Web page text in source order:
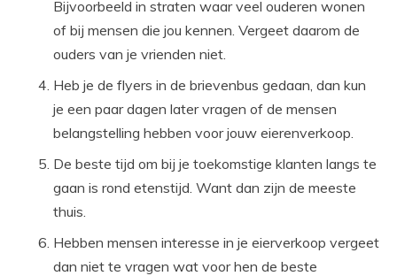
Bijvoorbeeld in straten waar veel ouderen wonen
of bij mensen die jou kennen. Vergeet daarom de
ouders van je vrienden niet.
Heb je de flyers in de brievenbus gedaan, dan kun
je een paar dagen later vragen of de mensen
belangstelling hebben voor jouw eierenverkoop.
De beste tijd om bij je toekomstige klanten langs te
gaan is rond etenstijd. Want dan zijn de meeste
thuis.
Hebben mensen interesse in je eierverkoop vergeet
dan niet te vragen wat voor hen de beste